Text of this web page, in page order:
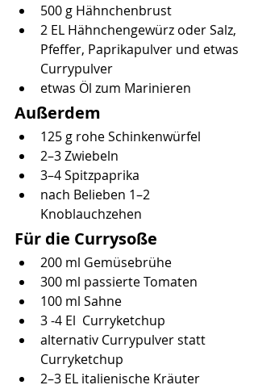
500 g Hähnchenbrust
2 EL Hähnchengewürz oder Salz,
Pfeffer, Paprikapulver und etwas
Currypulver
etwas Öl zum Marinieren
Außerdem
125 g rohe Schinkenwürfel
2–3 Zwiebeln
3–4 Spitzpaprika
nach Belieben 1–2
Knoblauchzehen
Für die Currysoße
200 ml Gemüsebrühe
300 ml passierte Tomaten
100 ml Sahne
3 -4 El  Curryketchup
alternativ Currypulver statt
Curryketchup
2–3 EL italienische Kräuter